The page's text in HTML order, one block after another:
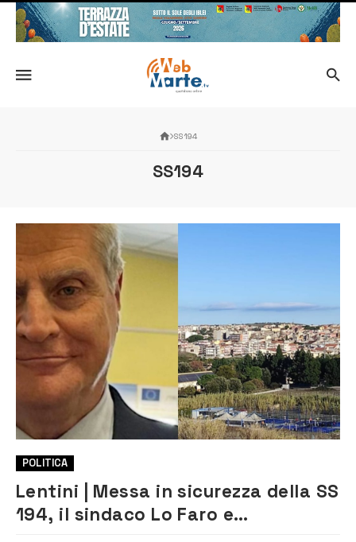
SS194
SS194
POLITICA
Lentini | Messa in sicurezza della SS
194, il sindaco Lo Faro e